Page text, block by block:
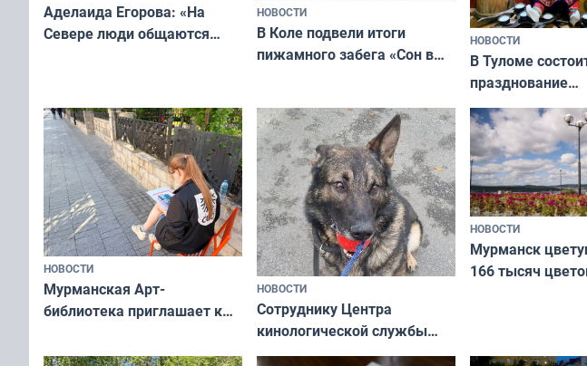
Аделаида Егорова: «На
Севере люди общаются
НОВОСТИ
В Коле подвели итоги
пижамного забега «Сон в
НОВОСТИ
В Туломе
празднование
коренных
НОВОСТИ
Мурманская Арт-
библиотека приглашает к
и фотографов
НОВОСТИ
Сотруднику Центра
кинологической службы
ищут новый дом
НОВОСТИ
Мурманск
166 тысяч